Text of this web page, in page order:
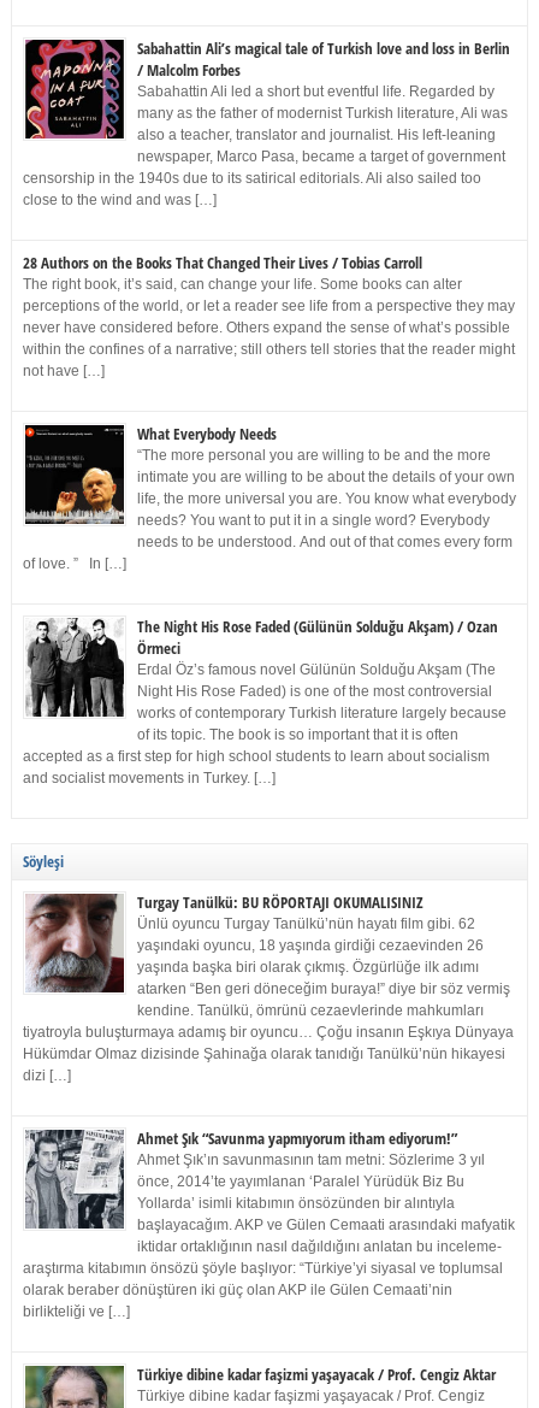
Sabahattin Ali’s magical tale of Turkish love and loss in Berlin
/ Malcolm Forbes
Sabahattin Ali led a short but eventful life. Regarded by
many as the father of modernist Turkish literature, Ali was
also a teacher, translator and journalist. His left-leaning
newspaper, Marco Pasa, became a target of government
censorship in the 1940s due to its satirical editorials. Ali also sailed too
close to the wind and was […]
28 Authors on the Books That Changed Their Lives / Tobias Carroll
The right book, it’s said, can change your life. Some books can alter
perceptions of the world, or let a reader see life from a perspective they may
never have considered before. Others expand the sense of what’s possible
within the confines of a narrative; still others tell stories that the reader might
not have […]
What Everybody Needs
“The more personal you are willing to be and the more
intimate you are willing to be about the details of your own
life, the more universal you are. You know what everybody
needs? You want to put it in a single word? Everybody
needs to be understood. And out of that comes every form
of love. ” In […]
The Night His Rose Faded (Gülünün Solduğu Akşam) / Ozan
Örmeci
Erdal Öz’s famous novel Gülünün Solduğu Akşam (The
Night His Rose Faded) is one of the most controversial
works of contemporary Turkish literature largely because
of its topic. The book is so important that it is often
accepted as a first step for high school students to learn about socialism
and socialist movements in Turkey. […]
Söyleşi
Turgay Tanülkü: BU RÖPORTAJI OKUMALISINIZ
Ünlü oyuncu Turgay Tanülkü’nün hayatı film gibi. 62
yaşındaki oyuncu, 18 yaşında girdiği cezaevinden 26
yaşında başka biri olarak çıkmış. Özgürlüğe ilk adımı
atarken “Ben geri döneceğim buraya!” diye bir söz vermiş
kendine. Tanülkü, ömrünü cezaevlerinde mahkumları
tiyatroyla buluşturmaya adamış bir oyuncu… Çoğu insanın Eşkıya Dünyaya
Hükümdar Olmaz dizisinde Şahinağa olarak tanıdığı Tanülkü’nün hikayesi
dizi […]
Ahmet Şık “Savunma yapmıyorum itham ediyorum!”
Ahmet Şık’ın savunmasının tam metni: Sözlerime 3 yıl
önce, 2014’te yayımlanan ‘Paralel Yürüdük Biz Bu
Yollarda’ isimli kitabımın önsözünden bir alıntıyla
başlayacağım. AKP ve Gülen Cemaati arasındaki mafyatik
iktidar ortaklığının nasıl dağıldığını anlatan bu inceleme-
araştırma kitabımın önsözü şöyle başlıyor: “Türkiye’yi siyasal ve toplumsal
olarak beraber dönüştüren iki güç olan AKP ile Gülen Cemaati’nin
birlikteliği ve […]
Türkiye dibine kadar faşizmi yaşayacak / Prof. Cengiz Aktar
Türkiye dibine kadar faşizmi yaşayacak / Prof. Cengiz